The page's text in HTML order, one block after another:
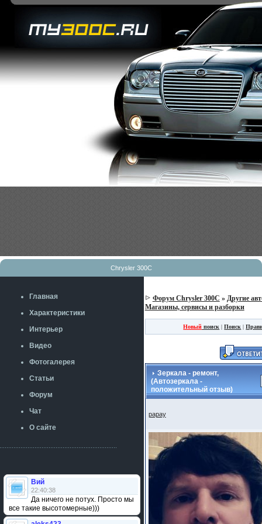
Chrysler 300C
Главная
Характеристики
Интерьер
Видео
Фотогалерея
Статьи
Форум
Чат
О сайте
Вий
22:40:38
Да ничего не потух. Просто мы
все такие высотомерные)))
Форум Chrysler 300C » Другие
Магазины, сервисы и разборки
Новый поиск |Поиск |
Зеркала - ремонт,
(Автозеркала -
положительный отзыв)
papay